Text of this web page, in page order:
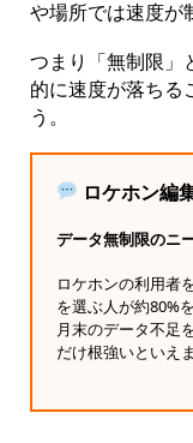
や場所では速度が
つまり「無制限」
的に速度が落ちる
う。
ロケホン編
データ無制限のニ
ロケホンの利用者
を選ぶ人が約80%
月末のデータ不足
だけ根強いといえま